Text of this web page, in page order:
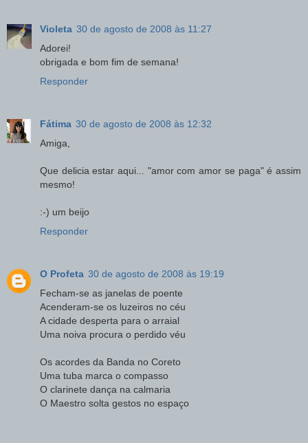
Violeta 30 de agosto de 2008 às 11:27
Adorei!
obrigada e bom fim de semana!
Responder
Fátima 30 de agosto de 2008 às 12:32
Amiga,
Que delicia estar aqui... "amor com amor se paga" é assim
mesmo!
:-) um beijo
Responder
O Profeta 30 de agosto de 2008 às 19:19
Fecham-se as janelas de poente
Acenderam-se os luzeiros no céu
A cidade desperta para o arraial
Uma noiva procura o perdido véu
Os acordes da Banda no Coreto
Uma tuba marca o compasso
O clarinete dança na calmaria
O Maestro solta gestos no espaço